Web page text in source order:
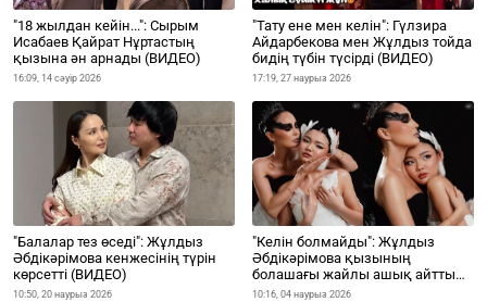
"18 жылдан кейін...": Сырым
Исабаев Қайрат Нұртастың
қызына ән арнады (ВИДЕО)
16:09, 14 сәуір 2026
"Тату ене мен келін": Гүлзира
Айдарбекова мен Жұлдыз тойда
бидің түбін түсірді (ВИДЕО)
17:19, 27 наурыз 2026
"Балалар тез өседі": Жұлдыз
Әбдікәрімова кенжесінің түрін
көрсетті (ВИДЕО)
10:50, 20 наурыз 2026
"Келін болмайды": Жұлдыз
Әбдікәрімова қызының
болашағы жайлы ашық айтты
(ФОТО)
10:16, 04 наурыз 2026